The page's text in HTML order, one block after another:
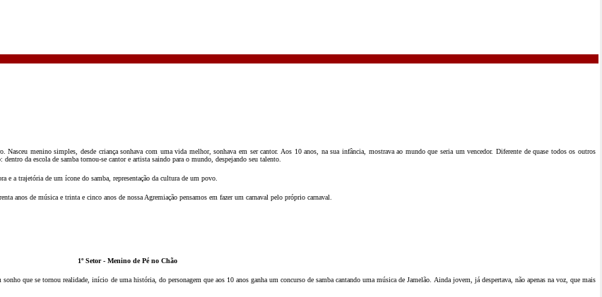
menino simples, desde criança sonhava com uma vida melhor, sonhava em ser cantor. Aos 10 anos, na sua infância, mostrava ao mundo que seria um vencedor. Diferente de quase todos os outros
da escola de samba tornou-se cantor e artista saindo para o mundo, despejando seu talento.
e a trajetória de um ícone do samba, representação da cultura de um povo.
anos de música e trinta e cinco anos de nossa Agremiação pensamos em fazer um carnaval pelo próprio carnaval.
1º Setor - Menino de Pé no Chão
que se tornou realidade, início de uma história, do personagem que aos 10 anos ganha um concurso de samba cantando uma música de Jamelão. Ainda jovem, já despertava, não apenas na voz, que mais